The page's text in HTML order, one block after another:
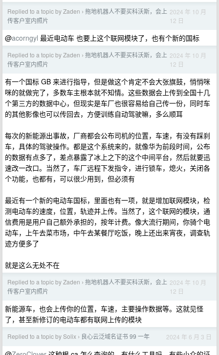
Replied to a topic by Zaden › 拖地机器人不要买科沃斯，会上
传客户室内照片
2024 年 10 月
12 日
@acorngyl 最近电动车 也要上这个联网模块了，也有个新的国标
Replied to a topic by Zaden › 拖地机器人不要买科沃斯，会上
传客户室内照片
2024 年 10 月
12 日
有一个国标 GB 来进行指导，但是做这个肯定不会大张旗鼓，悄悄咪
咪的就做完了，多数车主根本就不知情。这些数据会上传到全国十几
个第三方的数据中心，但现实是车厂也很容易给自己传一份，同时车
的其他影像也可以传回去，方便训练自动驾驶嘛，多么顺耳
每次的新能源出事故，厂商都会公布司机的位置，车速，有没有踩刹
车，具体的驾驶操作。都是这个系统来的，就像华为前段时间，公布
的数据有点多了，差点暴露了冰上之下的这个中间平台，然后就要迅
速改一改口。当然了，车厂远程下发指令，进行锁车，熄火，关闭各
个功能，也都有，可以很少用到，但必须有
最近有一个新的电动车国标，里面也有一项，就是增加联网模块，检
测电动车的速度，位置，轨迹并上传。当然了，这个联网的模块，通
信费用是用户自己额外承担的，按年计费。像大流行期间，你骑个电
动车，上午去菜市场，中午去某餐厅吃饭，晚上还出来宵夜，调查轨
迹方便多了
就是这么无处不在
Replied to a topic by Zaden › 拖地机器人不要买科沃斯，会上
传客户室内照片
2024 年 10 月
12 日
新能源车，也会上传你的位置，车速，主要操作数据等。这就见怪
了，甚至新修订的电动车都有联网上传的模块
Replied to a topic by Solix › 良心云泛域名证书 99 一年 2024 年 6 月 3 日